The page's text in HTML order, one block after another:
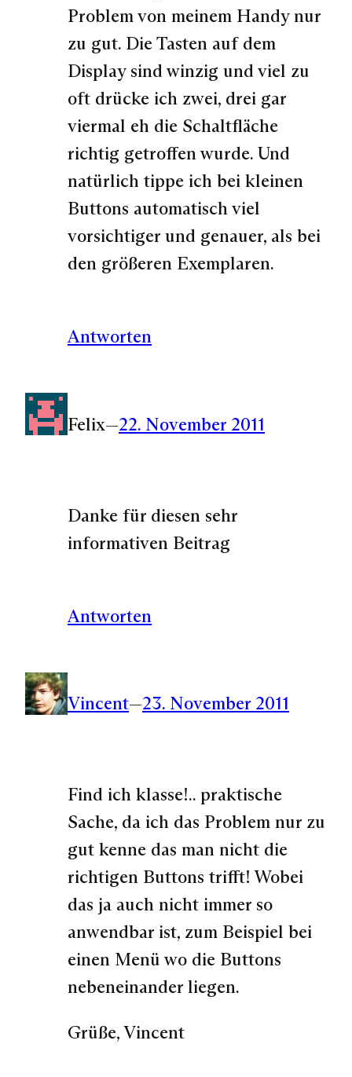
Problem von meinem Handy nur
zu gut. Die Tasten auf dem
Display sind winzig und viel zu
oft drücke ich zwei, drei gar
viermal eh die Schaltfläche
richtig getroffen wurde. Und
natürlich tippe ich bei kleinen
Buttons automatisch viel
vorsichtiger und genauer, als bei
den größeren Exemplaren.
Antworten
Felix—22. November 2011
Danke für diesen sehr
informativen Beitrag
Antworten
Vincent—23. November 2011
Find ich klasse!.. praktische
Sache, da ich das Problem nur zu
gut kenne das man nicht die
richtigen Buttons trifft! Wobei
das ja auch nicht immer so
anwendbar ist, zum Beispiel bei
einen Menü wo die Buttons
nebeneinander liegen.
Grüße, Vincent